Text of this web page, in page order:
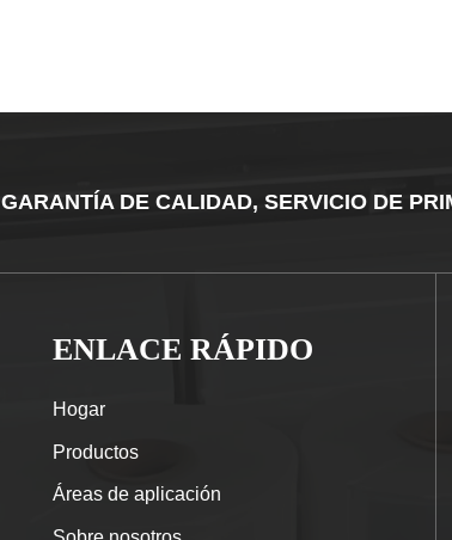
GARANTÍA DE CALIDAD, SERVICIO DE
ENLACE RÁPIDO
Hogar
Productos
Áreas de aplicación